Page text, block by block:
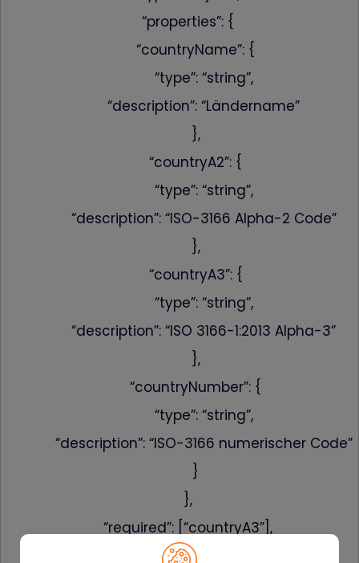
“properties”: {
“countryName”: {
“type”: “string”,
“description”: “Ländername”
},
“countryA2”: {
“type”: “string”,
“description”: “ISO-3166 Alpha-2 Code”
},
“countryA3”: {
“type”: “string”,
“description”: “ISO 3166-1:2013 Alpha-3”
},
“countryNumber”: {
“type”: “string”,
“description”: “ISO-3166 numerischer Code”
}
},
“required”: [“countryA3”],
“additionalProperties”: false